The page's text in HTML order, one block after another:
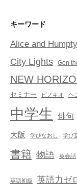
キーワード
Alice and
City Lights Gon
NEW
セミナー ピノキオ ヘ
中学生 俳句
大阪 学びなおし 学び
書籍 物語 英会話
英語初級 英語力ゼ